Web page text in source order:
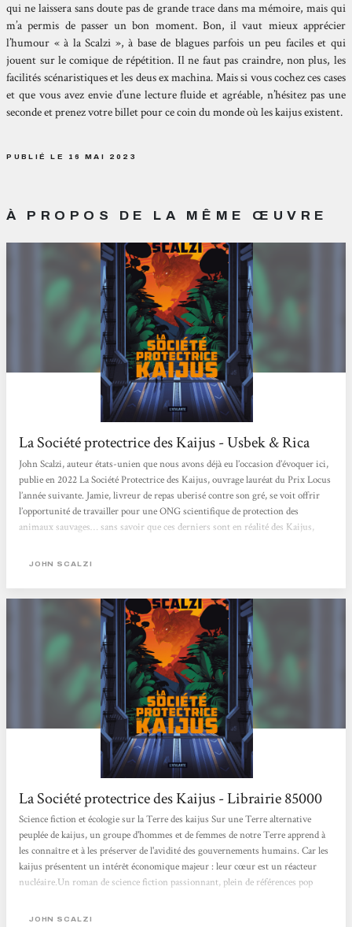
qui ne laissera sans doute pas de grande trace dans ma mémoire, mais qui
m’a permis de passer un bon moment. Bon, il vaut mieux apprécier
l’humour « à la Scalzi », à base de blagues parfois un peu faciles et qui
jouent sur le comique de répétition. Il ne faut pas craindre, non plus, les
facilités scénaristiques et les deus ex machina. Mais si vous cochez ces cases
et que vous avez envie d’une lecture fluide et agréable, n’hésitez pas une
seconde et prenez votre billet pour ce coin du monde où les kaijus existent.
PUBLIÉ LE 16 MAI 2023
À PROPOS DE LA MÊME ŒUVRE
La Société protectrice des Kaijus - Usbek & Rica
John Scalzi, auteur états-unien que nous avons déjà eu l’occasion d’évoquer ici,
publie en 2022 La Société Protectrice des Kaijus, ouvrage lauréat du Prix Locus
l’année suivante. Jamie, livreur de repas uberisé contre son gré, se voit offrir
l’opportunité de travailler pour une ONG scientifique de protection des
animaux sauvages… sans savoir que ces derniers sont en réalité des Kaijus,
parallèle issue du vaste multivers. L’intention première de l’auteur, affirmée
JOHN SCALZI
La Société protectrice des Kaijus - Librairie 85000
Science fiction et écologie sur la Terre des kaijus Sur une Terre alternative
peuplée de kaijus, un groupe d'hommes et de femmes de notre Terre apprend à
les connaître et à les préserver de l'avidité des gouvernements humains. Car les
kaijus présentent un intérêt économique majeur : leur cœur est un réacteur
nucléaire.Un roman de science fiction passionnant, plein de références pop
scientifiquement crédible et démentielle à la fois. Mathieu
JOHN SCALZI